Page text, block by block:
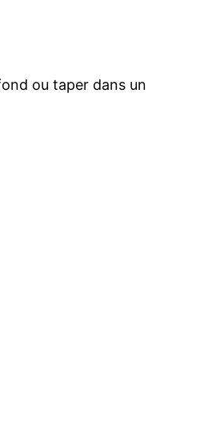
ou taper dans un